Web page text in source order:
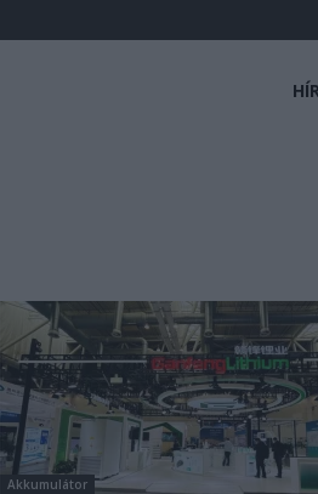
Akkumulátor